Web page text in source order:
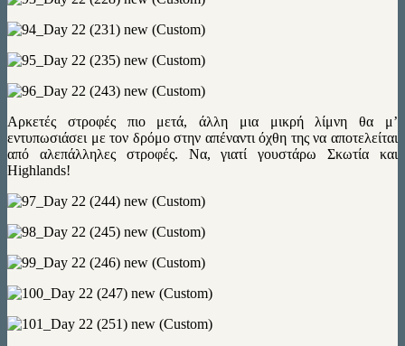
Αρκετές στροφές πιο μετά, άλλη μια μικρή λίμνη θα μ’
εντυπωσιάσει με τον δρόμο στην απέναντι όχθη της να αποτελείται
από αλεπάλληλες στροφές. Να, γιατί γουστάρω Σκωτία και
Highlands!